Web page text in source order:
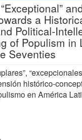
a
Political-
of Populism in
Seventies
histórico-
en América